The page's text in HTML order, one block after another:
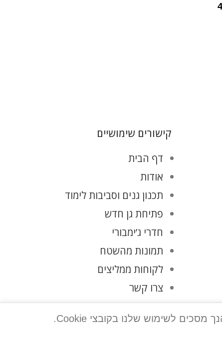
קישורים שימושיים
דף הבית
אודות
תכנון גנים וסביבות לימוד
פתיחת גן חדש
חדרי ג’ימבורי
תמונות מהשטח
לקוחות ממליצים
צרו קשר
מדיניות פרטיות